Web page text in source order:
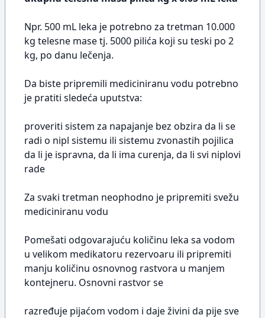
Npr. 500 mL leka je potrebno za tretman 10.000
kg telesne mase tj. 5000 pilića koji su teski po 2
kg, po danu lečenja.
Da biste pripremili mediciniranu vodu potrebno
je pratiti sledeća uputstva:
proveriti sistem za napajanje bez obzira da li se
radi o nipl sistemu ili sistemu zvonastih pojilica
da li je ispravna, da li ima curenja, da li svi niplovi
rade
Za svaki tretman neophodno je pripremiti svežu
mediciniranu vodu
Pomešati odgovarajuću količinu leka sa vodom
u velikom medikatoru rezervoaru ili pripremiti
manju količinu osnovnog rastvora u manjem
kontejneru. Osnovni rastvor se
razređuje pijaćom vodom i daje živini da pije sve